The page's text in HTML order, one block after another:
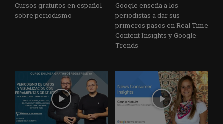
Cursos gratuitos en español
sobre periodismo
Google enseña a los
periodistas a dar sus
primeros pasos en Real Time
Content Insights y Google
Trends